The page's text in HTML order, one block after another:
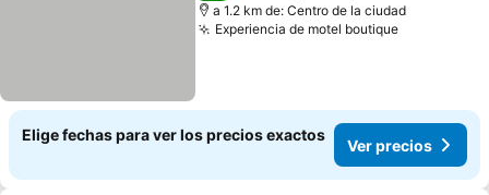
a 1.2 km de: Centro de la ciudad
Experiencia de motel boutiqueVer
Elige fechas para ver los precios exactos
Ver precios